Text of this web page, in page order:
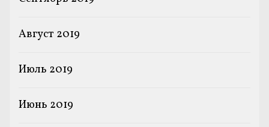
Август 2019
Июль 2019
Июнь 2019